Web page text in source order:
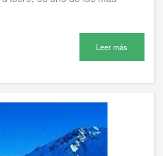
Leer más